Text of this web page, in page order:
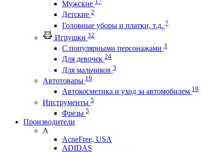
Мужские
Детские 2
Головные уборы и платки, т.д. 7
Игрушки 32
С популярными персонажами 3
Для девочек 24
Для мальчиков 3
Автотовары 19
Автокосметика и уход за автомобилем 19
Инструменты 5
Фрезы 5
Производители
A
AcneFree, USA
ADIDAS